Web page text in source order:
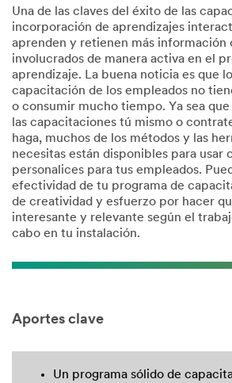
Una de las claves del éxito de las
incorporación de aprendizajes
aprenden y retienen más información
involucrados de manera activa en el
aprendizaje. La buena noticia es que
capacitación de los empleados no
o consumir mucho tiempo. Ya sea
las capacitaciones tú mismo o
haga, muchos de los métodos y las
necesitas están disponibles para usar
personalices para tus empleados.
efectividad de tu programa de
de creatividad y esfuerzo por hacer
interesante y relevante según el
cabo en tu instalación.
Aportes clave
Un programa sólido de